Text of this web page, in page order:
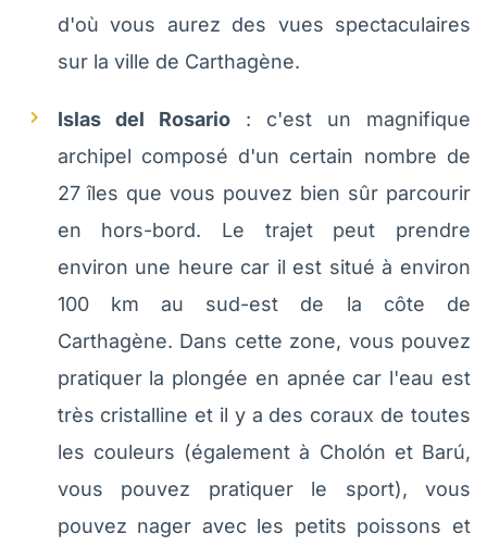
d'où vous aurez des vues spectaculaires
sur la ville de Carthagène.
Islas del Rosario: c'est un magnifique
archipel composé d'un certain nombre de
27 îles que vous pouvez bien sûr parcourir
en hors-bord. Le trajet peut prendre
environ une heure car il est situé à environ
100 km au sud-est de la côte de
Carthagène. Dans cette zone, vous pouvez
pratiquer la plongée en apnée car l'eau est
très cristalline et il y a des coraux de toutes
les couleurs (également à Cholón et Barú,
vous pouvez pratiquer le sport), vous
pouvez nager avec les petits poissons et